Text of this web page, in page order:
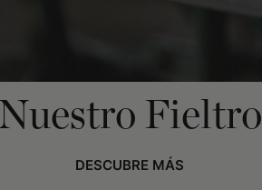
Nuestro Fieltro
DESCUBRE MÁS